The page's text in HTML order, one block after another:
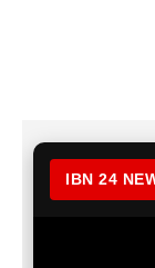
IBN 24